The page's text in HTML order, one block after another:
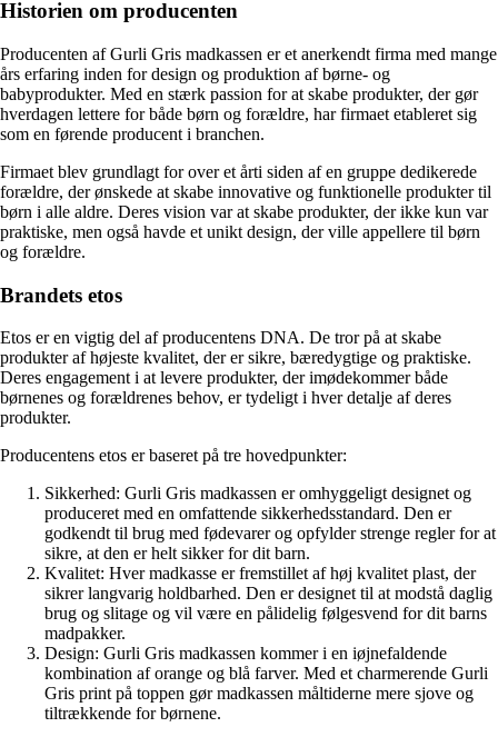
Historien om producenten
Producenten af Gurli Gris madkassen er et anerkendt firma med mange
års erfaring inden for design og produktion af børne- og
babyprodukter. Med en stærk passion for at skabe produkter, der gør
hverdagen lettere for både børn og forældre, har firmaet etableret sig
som en førende producent i branchen.
Firmaet blev grundlagt for over et årti siden af en gruppe dedikerede
forældre, der ønskede at skabe innovative og funktionelle produkter til
børn i alle aldre. Deres vision var at skabe produkter, der ikke kun var
praktiske, men også havde et unikt design, der ville appellere til børn
og forældre.
Brandets etos
Etos er en vigtig del af producentens DNA. De tror på at skabe
produkter af højeste kvalitet, der er sikre, bæredygtige og praktiske.
Deres engagement i at levere produkter, der imødekommer både
børnenes og forældrenes behov, er tydeligt i hver detalje af deres
produkter.
Producentens etos er baseret på tre hovedpunkter:
Sikkerhed: Gurli Gris madkassen er omhyggeligt designet og
produceret med en omfattende sikkerhedsstandard. Den er
godkendt til brug med fødevarer og opfylder strenge regler for at
sikre, at den er helt sikker for dit barn.
Kvalitet: Hver madkasse er fremstillet af høj kvalitet plast, der
sikrer langvarig holdbarhed. Den er designet til at modstå daglig
brug og slitage og vil være en pålidelig følgesvend for dit barns
madpakker.
Design: Gurli Gris madkassen kommer i en iøjnefaldende
kombination af orange og blå farver. Med et charmerende Gurli
Gris print på toppen gør madkassen måltiderne mere sjove og
tiltrækkende for børnene.